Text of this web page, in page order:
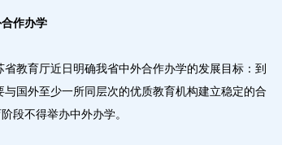
作办学
育厅近日明确我省中外合作办学的发展目标：到
国外至少一所同层次的优质教育机构建立稳定的合
段不得举办中外办学。